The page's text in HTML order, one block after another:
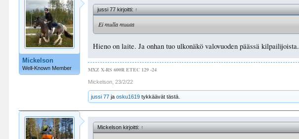
Mickelson
Well-Known Member
jussi 77 kirjoitti:↑
Ei mulla muuta
Hieno on laite. Ja onhan tuo ulkonäkö valovuoden päässä kilpailijoista.
MXZ X-RS 600R ETEC 129 -24
Mickelson 23/2/22
jussi 77 jaosku1619 tykkäävät tästä.
Mickelson kirjoitti:↑